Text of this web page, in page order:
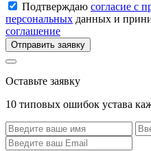
Подтверждаю согласие с
персональных данных и
соглашение
Отправить заявку
Оставьте заявку
10 типовых ошибок устава